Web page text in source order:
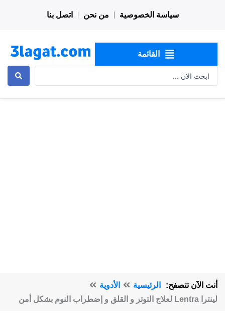
سياسة الخصوصية من نحن اتصل بنا
القائمة
أنت الآن تتصفح: الرئيسية
الأدوية
لينترا Lentra لعلاج التوتر و القلق و إضطراب النوم بشكل أمن